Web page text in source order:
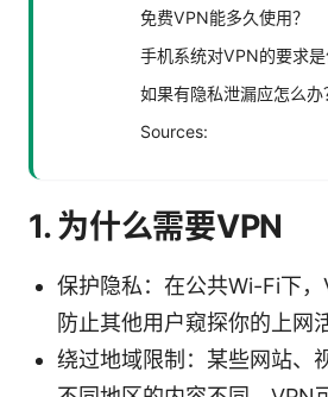
免费VPN能多久使用？
手机系统对VPN的要求是
如果有隐私泄漏应怎么办
Sources:
1. 为什么需要VPN
保护隐私：在公共Wi-Fi下，
防止其他用户窥探你的上网
绕过地域限制：某些网站、